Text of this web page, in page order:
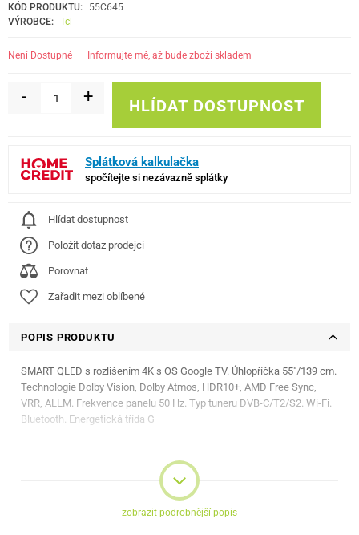
KÓD PRODUKTU:
55C645
VÝROBCE: Tcl
Není Dostupné informujte mě, až bude zboží skladem
- + HLÍDAT DOSTUPNOST
Splátková kalkulačka
spočítejte si nezávazně splátky
Hlídat dostupnost
Položit dotaz prodejci
Porovnat
Zařadit mezi oblíbené
POPIS PRODUKTU
SMART QLED s rozlišením 4K s OS Google TV. Úhlopříčka 55"/139 cm.
Technologie Dolby Vision, Dolby Atmos, HDR10+, AMD Free Sync,
VRR, ALLM. Frekvence panelu 50 Hz. Typ tuneru DVB-C/T2/S2. Wi-Fi.
Bluetooth. Energetická třída G
zobrazit podrobnější popis